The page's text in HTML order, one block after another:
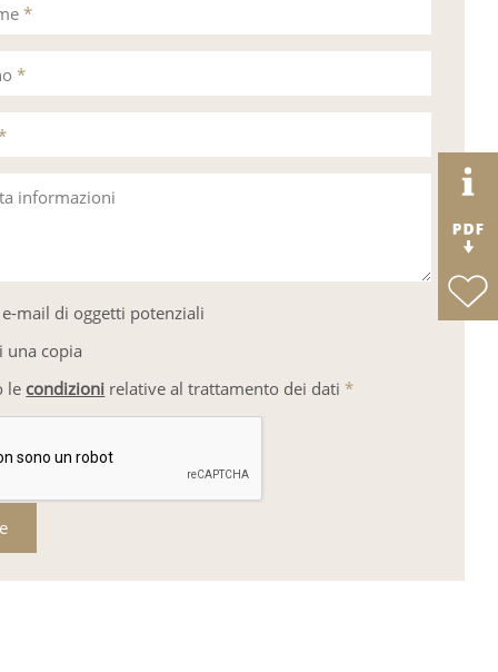
*
informazioni
*
mail di oggetti potenziali
una copia
le condizioni relative al trattamento dei dati *